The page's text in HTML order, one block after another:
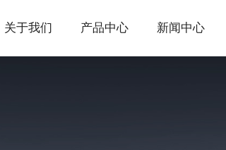
关于我们 产品中心 新闻中心